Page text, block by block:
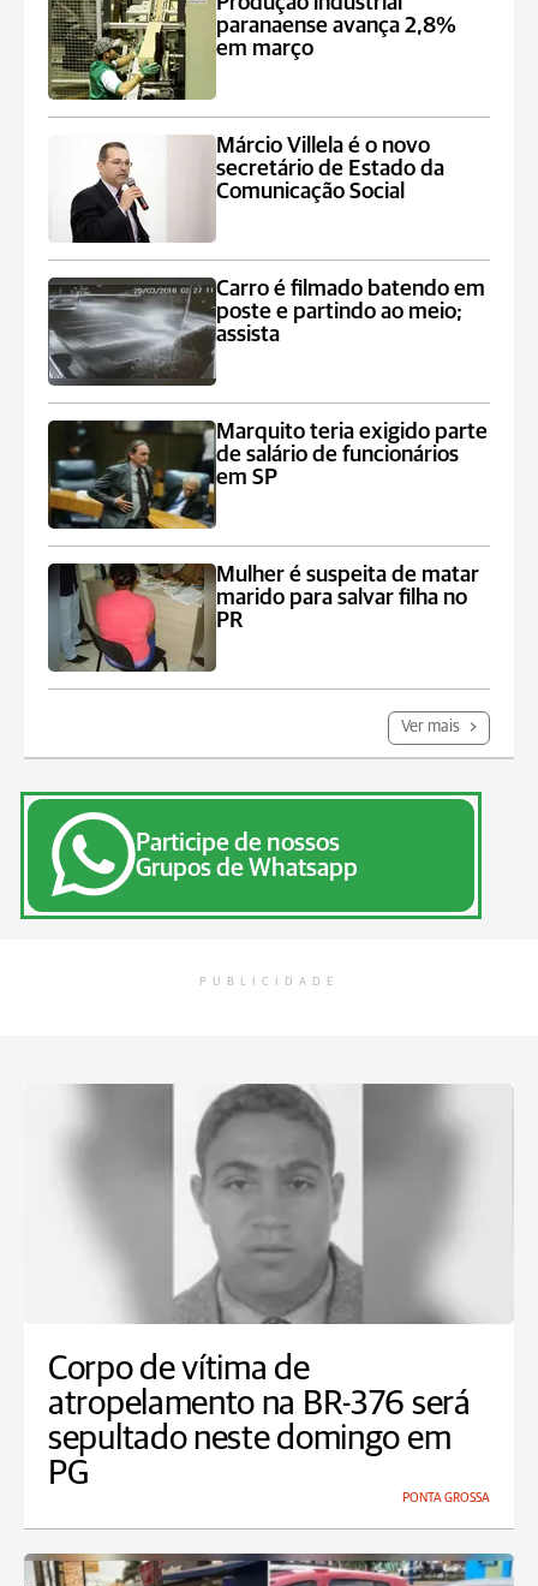
paranaense avança 2,8%
em março
Márcio Villela é o novo
secretário de Estado da
Comunicação Social
Carro é filmado batendo em
poste e partindo ao meio;
assista
Marquito teria exigido parte
de salário de funcionários
em SP
Mulher é suspeita de matar
marido para salvar filha no
PR
Ver mais
Participe de nossos
Grupos de Whatsapp
PUBLICIDADE
Corpo de vítima de
atropelamento na BR-376 será
sepultado neste domingo em
PG
PONTA GROSSA